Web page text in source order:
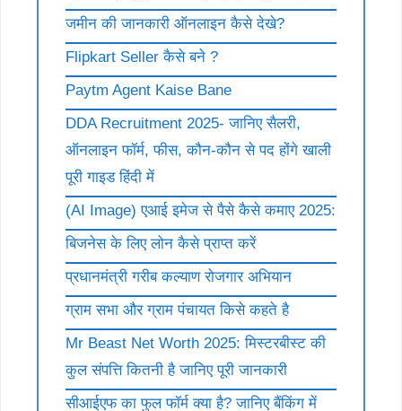
जमीन की जानकारी ऑनलाइन कैसे देखे?
Flipkart Seller कैसे बने ?
Paytm Agent Kaise Bane
DDA Recruitment 2025- जानिए सैलरी,
ऑनलाइन फॉर्म, फीस, कौन-कौन से पद होंगे खाली
पूरी गाइड हिंदी में
(AI Image) एआई इमेज से पैसे कैसे कमाए 2025:
बिजनेस के लिए लोन कैसे प्राप्त करें
प्रधानमंत्री गरीब कल्याण रोजगार अभियान
ग्राम सभा और ग्राम पंचायत किसे कहते है
Mr Beast Net Worth 2025: मिस्टरबीस्ट की
कुल संपत्ति कितनी है जानिए पूरी जानकारी
सीआईएफ का फुल फॉर्म क्या है? जानिए बैंकिंग में